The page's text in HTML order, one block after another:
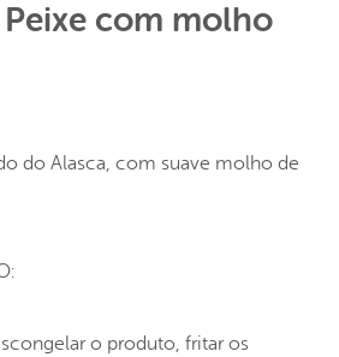
com molho
do Alasca, com suave molho de
o produto, fritar os